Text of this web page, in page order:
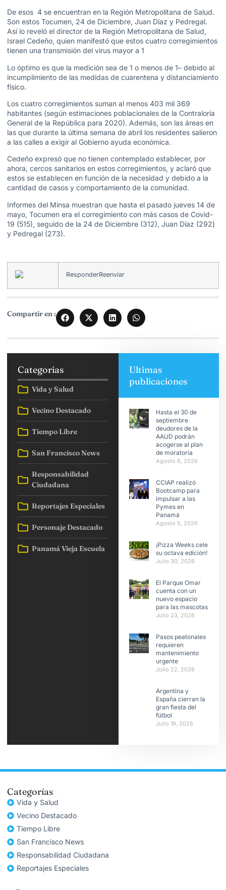
De esos 4 se encuentran en la Región Metropolitana de Salud.
Son estos Tocumen, 24 de Diciembre, Juan Díaz y Pedregal.
Así lo reveló el director de la Región Metropolitana de Salud,
Israel Cedeño, quien manifestó que estos cuatro corregimientos
tienen una transmisión del virus mayor a 1
Lo óptimo es que la medición sea de 1 o menos de 1– debido al
incumplimiento de las medidas de cuarentena y distanciamiento
físico.
Los cuatro corregimientos suman al menos 403 mil 369
habitantes (según estimaciones poblacionales de la Contraloría
General de la República para 2020). Además, son las áreas en
las que durante la última semana de abril los residentes salieron
a las calles a exigir al Gobierno ayuda económica.
Cedeño expresó que no tienen contemplado establecer, por
ahora, cercos sanitarios en estos corregimientos, y aclaró que
estos se establecen en función de la necesidad y debido a la
cantidad de casos y comportamiento de la comunidad.
Informes del Minsa muestran que hasta el pasado jueves 14 de
mayo, Tocumen era el corregimiento con más casos de Covid-
19 (515), seguido de la 24 de Diciembre (312), Juan Díaz (292)
y Pedregal (273).
ResponderReenviar
Compartir en :
Categorias
Vida y Salud
Vecino Destacado
Tiempo Libre
San Francisco News
Responsabilidad
Ciudadana
Reportajes Especiales
Personaje Destacado
Panamá Vieja Escuela
Ultimas
publicaciones
Hasta el 30 de
septiembre
deudores de la
AAUD podrán
acogerse al plan
de moratoria
Agosto 6, 2026
CCIAP realizó
Bootcamp para
impulsar a las
Pymes en
Panamá
Agosto 5, 2026
¡Pizza Weeks celebra
su octava edición!
Julio 30, 2026
El Parque Omar
cuenta con un
nuevo espacio
para las mascotas
Julio 23, 2026
Pasos peatonales
requieren
mantenimiento
urgente
Julio 22, 2026
Argentina y
España cierran la
gran fiesta del
fútbol
Julio 19, 2026
Categorías
Vida y Salud
Vecino Destacado
Tiempo Libre
San Francisco News
Responsabilidad Ciudadana
Reportajes Especiales